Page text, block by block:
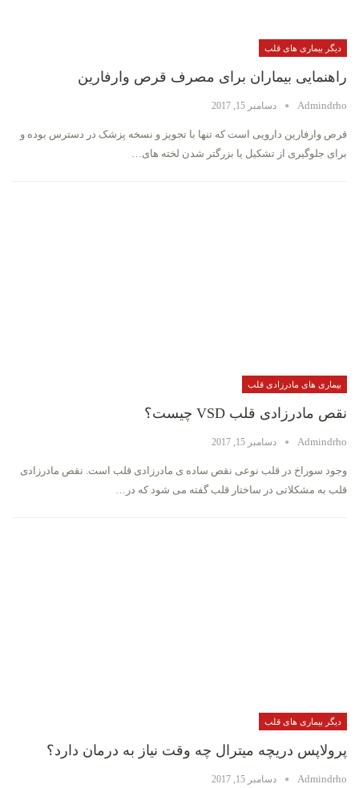
دیگر بیماری های قلب
راهنمایی بیماران برای مصرف قرص وارفارین
Admindrho دسامبر 15, 2017
قرص وارفارین دارویی است که تنها با تجویز و نسخه پزشک در دسترس بوده و
برای جلوگیری از تشکیل یا بزرگتر شدن لخته های…
بیماری های مادرزادی قلب
نقص مادرزادی قلب VSD چیست؟
Admindrho دسامبر 15, 2017
وجود سوراخ در قلب نوعی نقص ساده ی مادرزادی قلب است. نقص مادرزادی
قلب به مشکلاتی در ساختار قلب گفته می شود که در…
دیگر بیماری های قلب
پرولاپس دریچه میترال چه وقت نیاز به درمان دارد؟
Admindrho دسامبر 15, 2017